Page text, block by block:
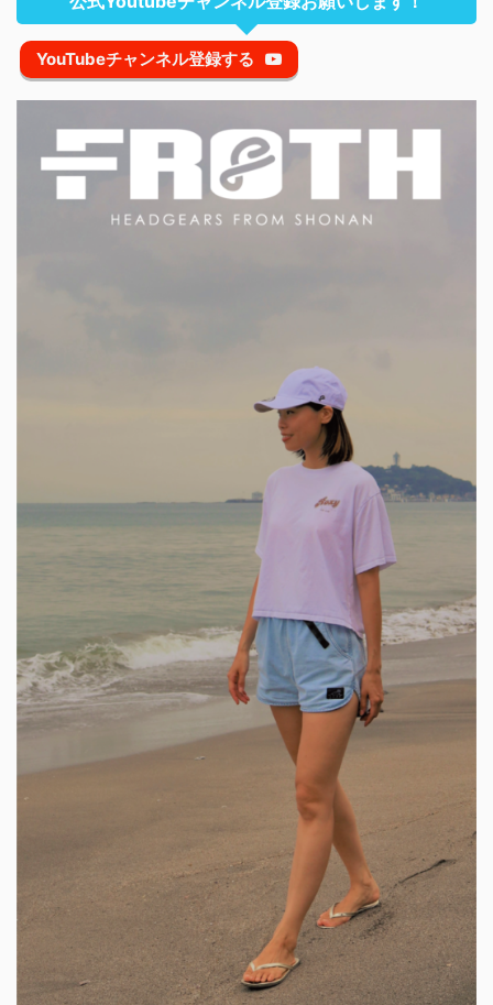
YouTubeチャンネル登録する